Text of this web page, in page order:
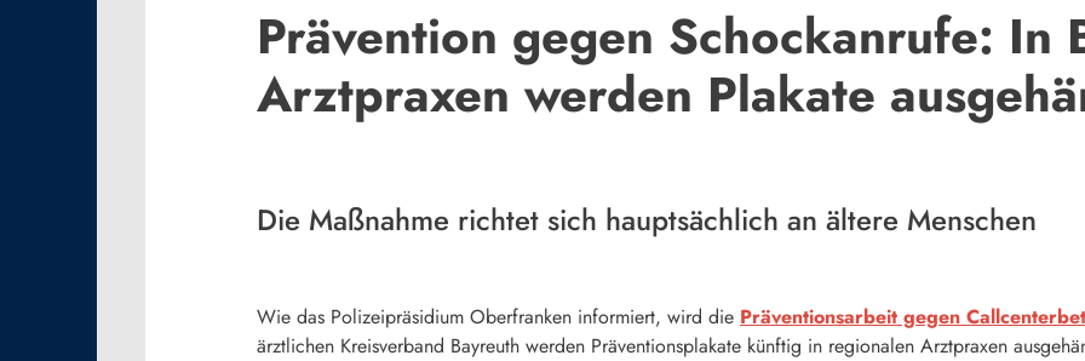
Prävention gegen Schockanrufe: In
Arztpraxen werden Plakate
Die Maßnahme richtet sich hauptsächlich an ältere Menschen
Wie das Polizeipräsidium Oberfranken informiert, wird die Präventionsarbeit gegen
ärztlichen Kreisverband Bayreuth werden Präventionsplakate künftig in regionalen Arztpraxen